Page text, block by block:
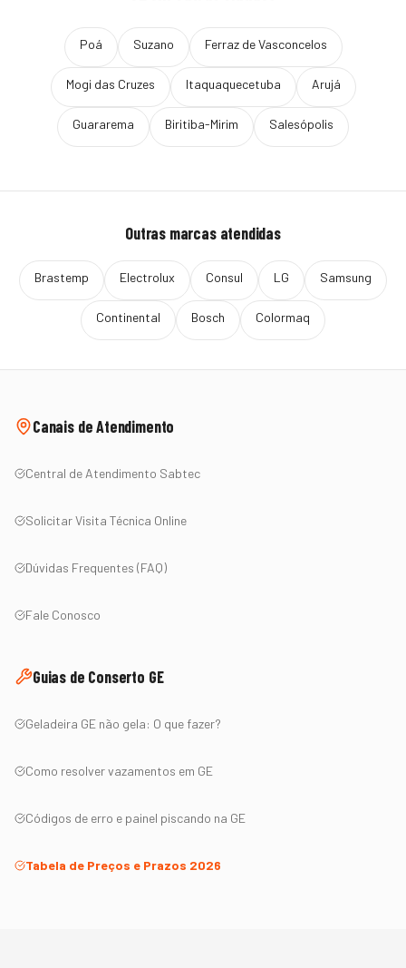
Poá Suzano Ferraz de Vasconcelos
Mogi das Cruzes Itaquaquecetuba Arujá
Guararema Biritiba-Mirim Salesópolis
Outras marcas atendidas
Brastemp Electrolux Consul LG Samsung
Continental Bosch Colormaq
Canais de Atendimento
Central de Atendimento Sabtec
Solicitar Visita Técnica Online
Dúvidas Frequentes (FAQ)
Fale Conosco
Guias de Conserto GE
Geladeira GE não gela: O que fazer?
Como resolver vazamentos em GE
Códigos de erro e painel piscando na GE
Tabela de Preços e Prazos 2026